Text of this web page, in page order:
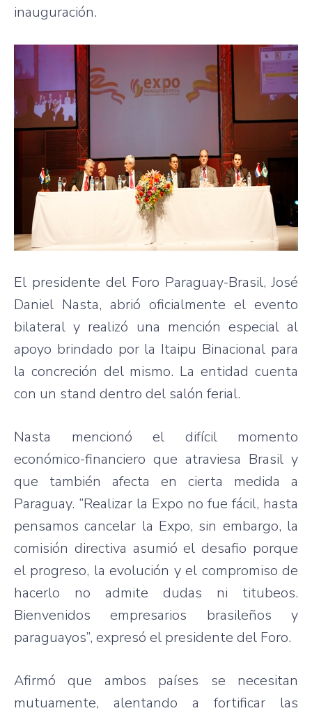
inauguración.
El presidente del Foro Paraguay-Brasil, José
Daniel Nasta, abrió oficialmente el evento
bilateral y realizó una mención especial al
apoyo brindado por la Itaipu Binacional para
la concreción del mismo. La entidad cuenta
con un stand dentro del salón ferial.
Nasta mencionó el difícil momento
económico-financiero que atraviesa Brasil y
que también afecta en cierta medida a
Paraguay. “Realizar la Expo no fue fácil, hasta
pensamos cancelar la Expo, sin embargo, la
comisión directiva asumió el desafio porque
el progreso, la evolución y el compromiso de
hacerlo no admite dudas ni titubeos.
Bienvenidos empresarios brasileños y
paraguayos”, expresó el presidente del Foro.
Afirmó que ambos países se necesitan
mutuamente, alentando a fortificar las